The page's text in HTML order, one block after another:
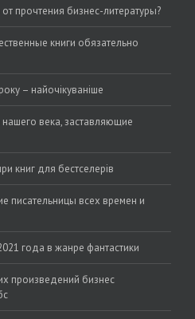
прочтения бизнес-литературы?
книги обязательно
– найочікуваніше
века, заставляющие
книг для бестселерів
писательницы всех времен и
года в жанре фантастики
произведений бизнес